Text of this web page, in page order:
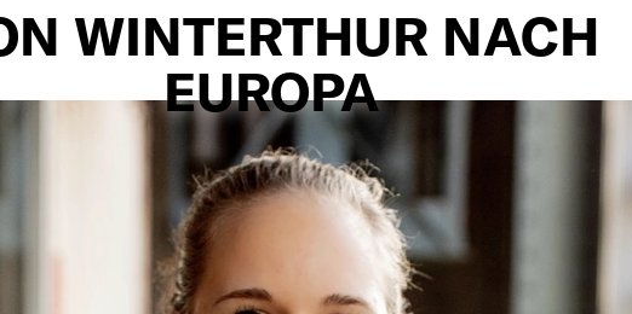
WINTERTHUR NACH
EUROPA